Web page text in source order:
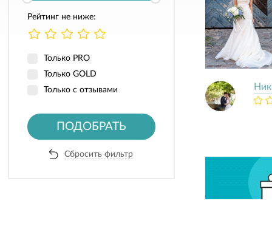
Рейтинг не ниже:
Только PRO
Только GOLD
Только с отзывами
ПОДОБРАТЬ
Сбросить фильтр